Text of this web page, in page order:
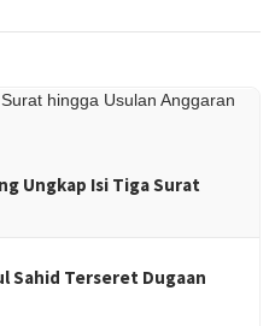
Ungkap Isi Tiga Surat
Sahid Terseret Dugaan